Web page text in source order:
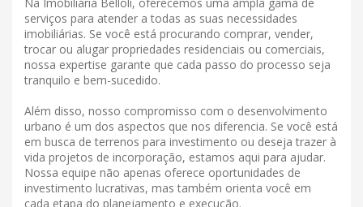
Na Imobiliária Belloli, oferecemos uma ampla gama de
serviços para atender a todas as suas necessidades
imobiliárias. Se você está procurando comprar, vender,
trocar ou alugar propriedades residenciais ou comerciais,
nossa expertise garante que cada passo do processo seja
tranquilo e bem-sucedido.
Além disso, nosso compromisso com o desenvolvimento
urbano é um dos aspectos que nos diferencia. Se você está
em busca de terrenos para investimento ou deseja trazer à
vida projetos de incorporação, estamos aqui para ajudar.
Nossa equipe não apenas oferece oportunidades de
investimento lucrativas, mas também orienta você em
cada etapa do planejamento e execução.